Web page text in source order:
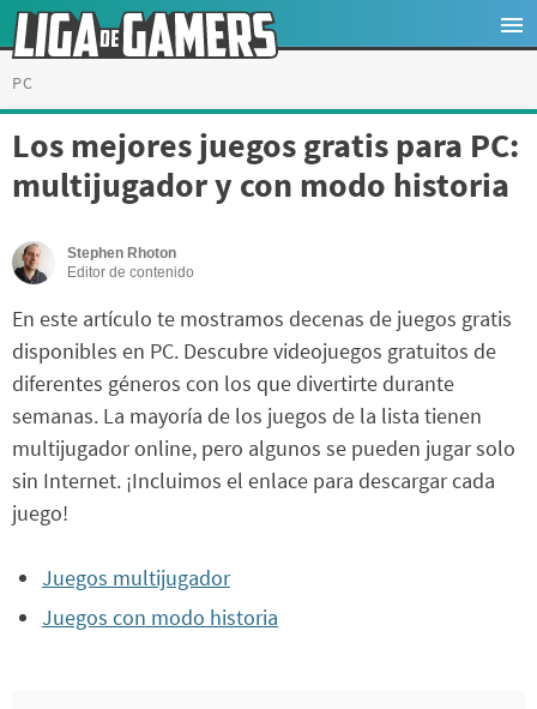
PC
Los mejores juegos gratis para PC:
multijugador y con modo historia
Stephen Rhoton
Editor de contenido
En este artículo te mostramos decenas de juegos gratis
disponibles en PC. Descubre videojuegos gratuitos de
diferentes géneros con los que divertirte durante
semanas. La mayoría de los juegos de la lista tienen
multijugador online, pero algunos se pueden jugar solo
sin Internet. ¡Incluimos el enlace para descargar cada
juego!
Juegos multijugador
Juegos con modo historia